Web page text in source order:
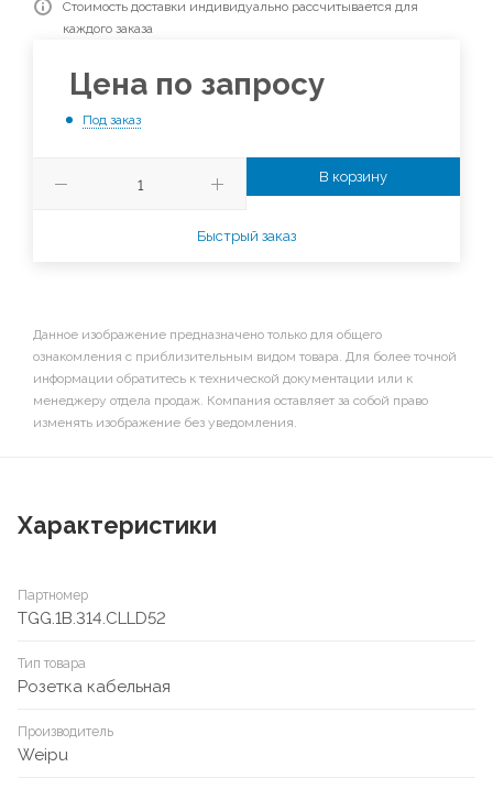
Стоимость доставки индивидуально рассчитывается для
каждого заказа
Цена по запросу
Под заказ
В корзину
Быстрый заказ
Данное изображение предназначено только для общего
ознакомления с приблизительным видом товара. Для более точной
информации обратитесь к технической документации или к
менеджеру отдела продаж. Компания оставляет за собой право
изменять изображение без уведомления.
Характеристики
Партномер
TGG.1B.314.CLLD52
Тип товара
Розетка кабельная
Производитель
Weipu